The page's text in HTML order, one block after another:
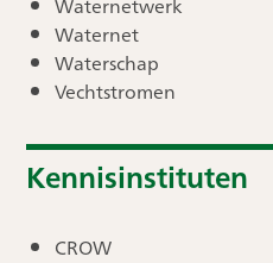
Waternet
Waterschap
Vechtstromen
Kennisinstituten
CROW